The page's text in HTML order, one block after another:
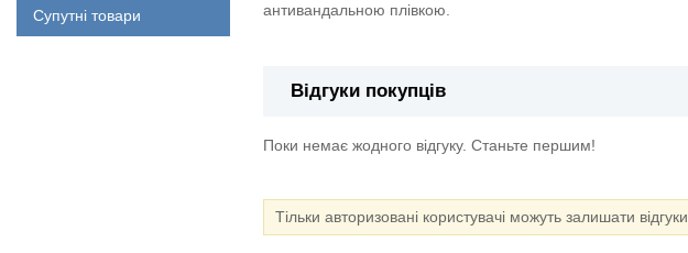
Супутні товари
антивандальною плівкою.
Відгуки покупців
Поки немає жодного відгуку. Станьте першим!
Тільки авторизовані користувачі можуть залишати відгуки